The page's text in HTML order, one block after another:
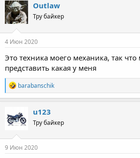
Outlaw
Тру байкер
4 Июн 2020
Это техника моего механика, так
представить какая у меня
R
e
a
t
i
n
s
barabanschik
u123
Тру байкер
9 Июн 2020